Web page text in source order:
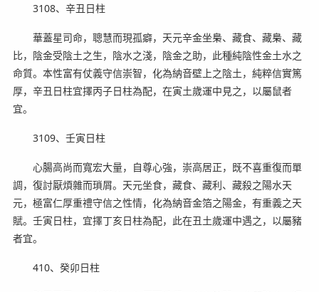
3108、辛丑日柱
華蓋星司命，聰慧而現孤癖，天元辛金坐梟、藏食、藏梟、藏
比，陰金受陰土之生，陰水之淺，陰金之助，此種純陰性金土水之
命質。本性富有仗義守信崇智，化為納音壁上之陰土，純粹信實篤
厚，辛丑日柱宜擇丙子日柱為配，在寅土歲運中見之，以屬鼠者
宜。
3109、壬寅日柱
心腸高尚而寬宏大量，自尊心強，崇高居正，既不喜重復而單
調，復討厭煩雜而瑣屑。天元坐食，藏食、藏利、藏殺之陽水天
元，極富仁厚重禮守信之性情，化為納音金箔之陽金，有重義之天
賦。壬寅日柱，宜擇丁亥日柱為配，此在丑土歲運中遇之，以屬豬
者宜。
410、癸卯日柱